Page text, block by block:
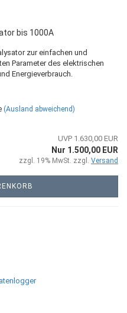
bis 1000A
zur einfachen und
Parameter des elektrischen
Energieverbrauch.
(Ausland abweichend)
UVP 1.630,00 EUR
Nur 1.500,00 EUR
zzgl. 19% MwSt. zzgl. Versand